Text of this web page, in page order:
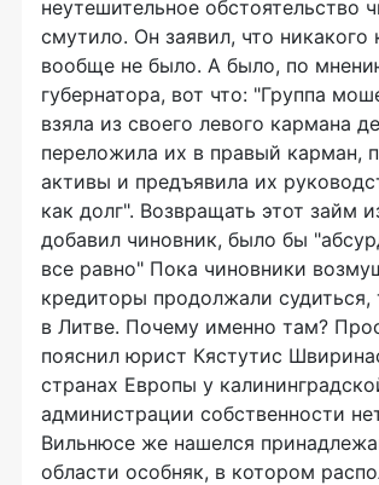
неутешительное обстоятельство
смутило. Он заявил, что никакого
вообще не было. А было, по
губернатора, вот что: "Группа
взяла из своего левого кармана
переложила их в правый карман,
активы и предъявила их
как долг". Возвращать этот займ
добавил чиновник, было бы
все равно" Пока чиновники
кредиторы продолжали судиться,
в Литве. Почему именно там?
пояснил юрист Кястутис
странах Европы у
администрации собственности
Вильнюсе же нашелся
области особняк, в котором